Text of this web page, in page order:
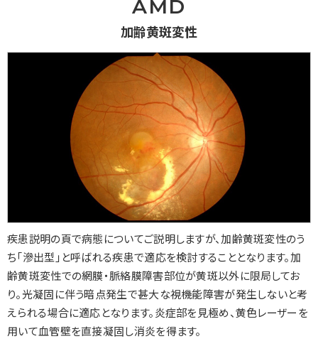
AMD
加齢黄斑変性
疾患説明の頁で病態についてご説明しますが、加齢黄斑変性のう
ち「滲出型」と呼ばれる疾患で適応を検討することとなります。加
齢黄斑変性での網膜・脈絡膜障害部位が黄斑以外に限局してお
り。光凝固に伴う暗点発生で甚大な視機能障害が発生しないと考
えられる場合に適応となります。炎症部を見極め、黄色レーザーを
用いて血管壁を直接凝固し消炎を得ます。